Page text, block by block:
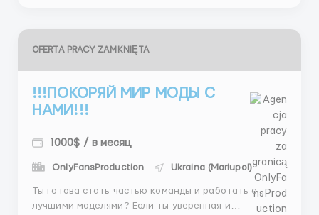
OFERTA PRACY ZAMKNIĘTA
!!!ПОКОРЯЙ МИР МОДЫ С
НАМИ!!!
1000$ / в месяц
OnlyFansProduction Ukraina (Mariupol)
Ты готова стать частью команды и работать с
лучшими моделями? Если ты уверенная и